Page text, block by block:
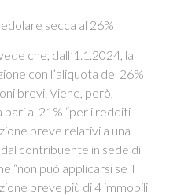
secca al 26%
che, dall’1.1.2024, la
con l’aliquota del 26%
brevi. Viene, però,
al 21% “per i redditi
breve relativi a una
contribuente in sede di
“non può applicarsi se il
breve più di 4 immobili